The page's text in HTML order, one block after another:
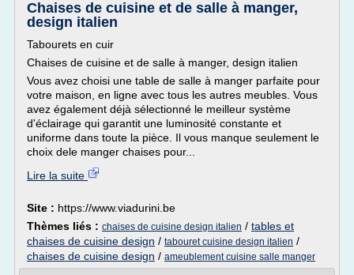
Chaises de cuisine et de salle à manger,
design italien
Tabourets en cuir
Chaises de cuisine et de salle à manger, design italien
Vous avez choisi une table de salle à manger parfaite pour
votre maison, en ligne avec tous les autres meubles. Vous
avez également déjà sélectionné le meilleur système
d'éclairage qui garantit une luminosité constante et
uniforme dans toute la pièce. Il vous manque seulement le
choix dele manger chaises pour...
Lire la suite
Site : https://www.viadurini.be
Thèmes liés : chaises de cuisine design italien / tables et
chaises de cuisine design / tabouret cuisine design italien /
chaises de cuisine design / ameublement cuisine salle manger